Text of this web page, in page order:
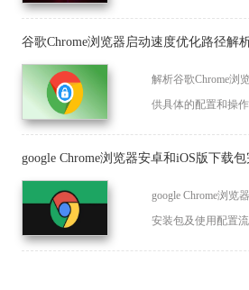
谷歌Chrome浏览器启动速度优化路径解
解析谷歌Chrome浏
供具体的配置和操
google Chrome浏览器安卓和iOS版下载
google Chrome浏览
安装包及使用配置